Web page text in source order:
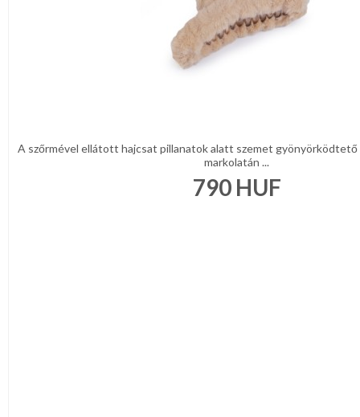
A szőrmével ellátott hajcsat pillanatok alatt szemet gyönyörködtető
markolatán ...
790HUF